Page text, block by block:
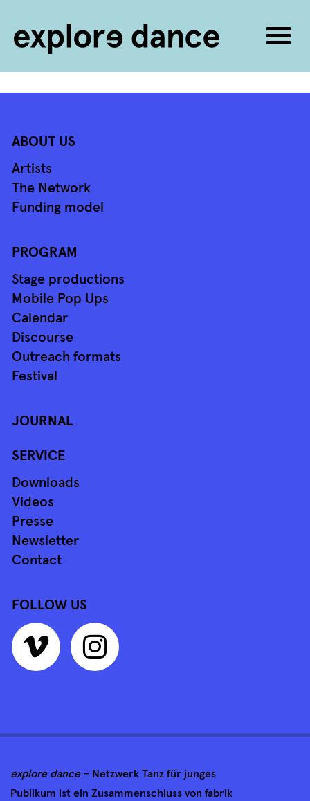
ABOUT US
Artists
The Network
Funding model
PROGRAM
Stage productions
Mobile Pop Ups
Calendar
Discourse
Outreach formats
Festival
JOURNAL
SERVICE
Downloads
Videos
Presse
Newsletter
Contact
FOLLOW US
explore dance – Netzwerk Tanz für junges
Publikum ist ein Zusammenschluss von fabrik